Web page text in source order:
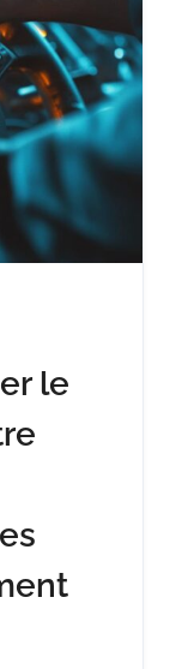
le